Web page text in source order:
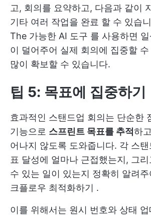
고, 회의를 요약하고, 다음과 같이
기타 여러 작업을 완료 할 수 있습
The 가능한 AI 도구 를 사용하면
이 덜어주어 실제 회의에 집중할
많이 확보할 수 있습니다.
팁 5: 목표에 집중하기
효과적인 스탠드업 회의는 단순한
기능으로 스프린트 목표를 추적하
어나지 않도록 도와줍니다. 각 스
표 달성에 얼마나 근접했는지, 그
수 있는 일이 있는지 정확히 알려
크플로우 최적화하기 .
이를 위해서는 원시 번호와 상태